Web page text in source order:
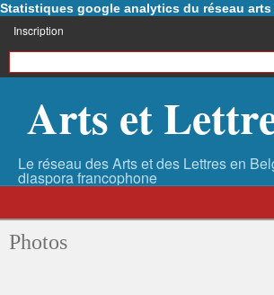
Statistiques google analytics du réseau
Inscription
Arts et
Photos